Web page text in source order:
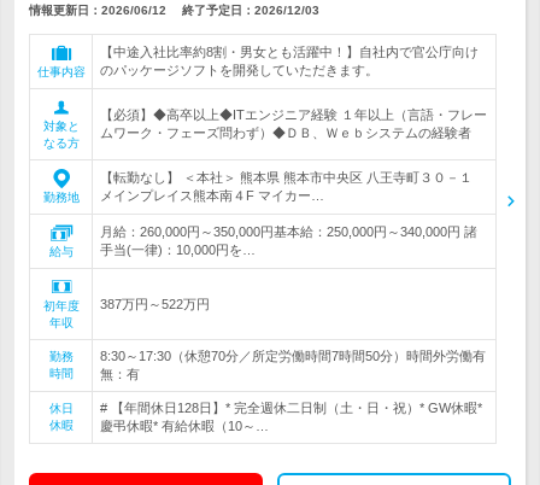
情報更新日：2026/06/12 終了予定日： 2026/12/03
仕事内容
【中途入社比率約8割・男女とも活躍中！】自社内で官公庁向け
のパッケージソフトを開発していただきます。
対象と
なる方
【必須】◆高卒以上◆ITエンジニア経験 １年以上（言語・フレー
ムワーク・フェーズ問わず）◆ＤＢ、Ｗｅｂシステムの経験者
勤務地
【転勤なし】 ＜本社＞ 熊本県 熊本市中央区 八王寺町３０－１
メインプレイス熊本南４F マイカー…
給与
月給：260,000円～350,000円基本給：250,000円～340,000円 諸
手当(一律)：10,000円を…
初年度
年収
387万円～522万円
勤務
時間
8:30～17:30（休憩70分／所定労働時間7時間50分）時間外労働有
無：有
休日
休暇
# 【年間休日128日】* 完全週休二日制（土・日・祝）* GW休暇*
慶弔休暇* 有給休暇（10～…